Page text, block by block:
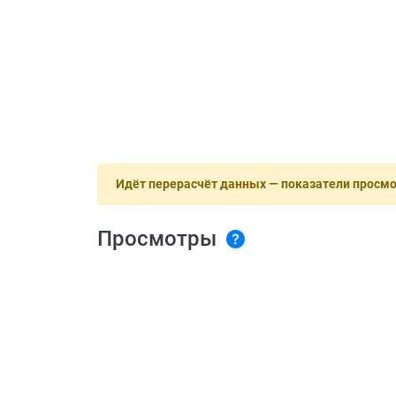
Идёт перерасчёт данных — показатели
Просмотры